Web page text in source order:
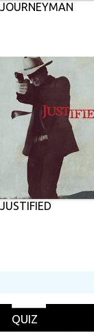
JOURNEYMAN
JUSTIFIED
QUIZ